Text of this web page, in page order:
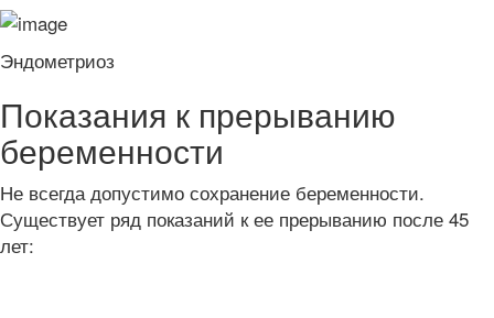
Эндометриоз
Показания к прерыванию
беременности
Не всегда допустимо сохранение беременности.
Существует ряд показаний к ее прерыванию после 45
лет: